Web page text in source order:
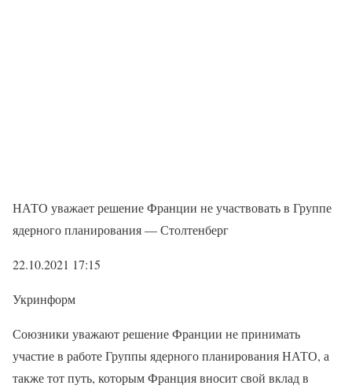
НАТО уважает решение Франции не участвовать в Группе
ядерного планирования — Столтенберг
22.10.2021 17:15
Укринформ
Союзники уважают решение Франции не принимать
участие в работе Группы ядерного планирования НАТО, а
также тот путь, которым Франция вносит свой вклад в